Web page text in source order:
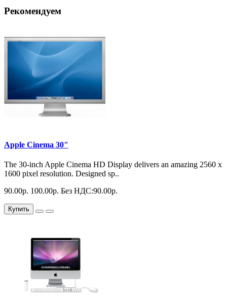
Рекомендуем
Apple Cinema 30"
The 30-inch Apple Cinema HD Display delivers an amazing 2560 x
1600 pixel resolution. Designed sp..
90.00р. 100.00р. Без НДС:90.00р.
Купить